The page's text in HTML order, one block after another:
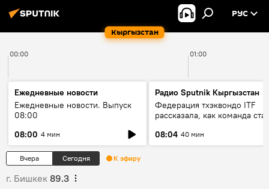
Кыргызстан
РУС
00:00 01:00
Ежедневные новости
Ежедневные новости. Выпуск
08:00
08:00 4 мин
Радио Sputnik Кыргызстан
Федерация тхэквондо ITF
рассказала, как команда
08:04 40 мин
Вчера Сегодня К эфиру
г. Бишкек 89.3